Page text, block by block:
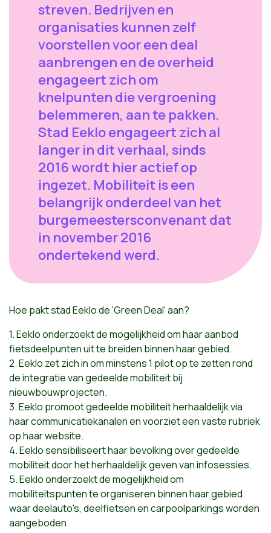
streven. Bedrijven en
organisaties kunnen zelf
voorstellen voor een deal
aanbrengen en de overheid
engageert zich om
knelpunten die vergroening
belemmeren, aan te pakken.
Stad Eeklo engageert zich al
langer in dit verhaal, sinds
2016 wordt hier actief op
ingezet. Mobiliteit is een
belangrijk onderdeel van het
burgemeestersconvenant dat
in november 2016
ondertekend werd.
Hoe pakt stad Eeklo de 'Green Deal' aan?
1. Eeklo onderzoekt de mogelijkheid om haar aanbod
fietsdeelpunten uit te breiden binnen haar gebied.
2. Eeklo zet zich in om minstens 1 pilot op te zetten rond
de integratie van gedeelde mobiliteit bij
nieuwbouwprojecten.
3. Eeklo promoot gedeelde mobiliteit herhaaldelijk via
haar communicatiekanalen en voorziet een vaste rubriek
op haar website.
4. Eeklo sensibiliseert haar bevolking over gedeelde
mobiliteit door het herhaaldelijk geven van infosessies.
5. Eeklo onderzoekt de mogelijkheid om
mobiliteitspunten te organiseren binnen haar gebied
waar deelauto's, deelfietsen en carpoolparkings worden
aangeboden.